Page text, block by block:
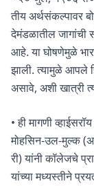
तीय अर्थसंकल्पावर
देमंडळातील जागांची
आहे. या घोषणेमुळे
झाली. त्यामुळे आपले
असावे, अशी खात्री
• ही मागणी
मोहसिन-उल-मुल्क
री) यांनी कॉलेजचे
यांच्या मध्यस्तीने